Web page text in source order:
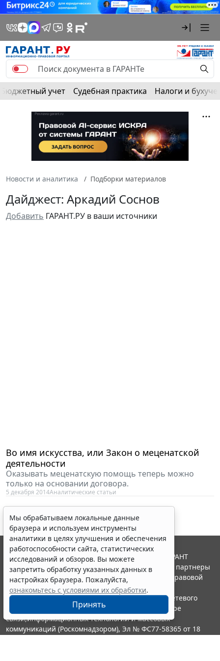
Бюджетный учет Судебная практика Налоги и
Новости и аналитика Подборки материалов
Дайджест: Аркадий Соснов
Добавить ГАРАНТ.РУ в ваши источники
Во имя искусства, или Закон о меценатской
деятельности
Оказывать меценатскую помощь теперь можно
только на основании договора.
5 декабря 2014Аналитические статьи
Мы обрабатываем локальные данные
браузера и используем инструменты
аналитики в целях улучшения и обеспечения
работоспособности сайта, статистических
исследований и обзоров. Вы можете
запретить обработку указанных данных в
настройках браузера. Пожалуйста,
ознакомьтесь с условиями их обработки.
Принять
© ООО "НПП "ГАРАНТ-СЕРВИС", 2026. Система ГАРАНТ
выпускается с 1990 года. Компания "Гарант" и ее партнеры
являются участниками Российской ассоциации правовой
информации ГАРАНТ.
Портал ГАРАНТ.РУ зарегистрирован в качестве сетевого
издания Федеральной службой по надзору в сфере
связи,информационных технологий и массовых
коммуникаций (Роскомнадзором), Эл № ФС77-58365 от 18